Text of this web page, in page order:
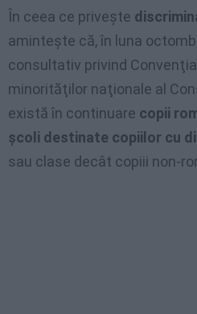
În ceea ce priveşte
aminteşte că, în luna
consultativ privind
minorităţilor naţionale al
există în continuare copii
şcoli destinate copiilor cu
sau clase decât copiii non-